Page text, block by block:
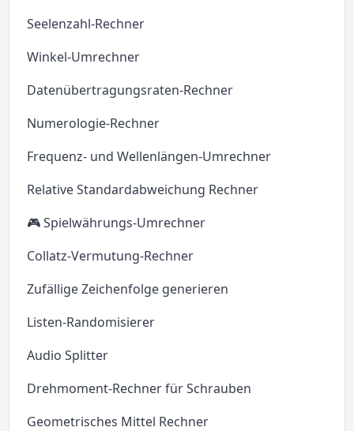
Seelenzahl-Rechner
Winkel-Umrechner
Datenübertragungsraten-Rechner
Numerologie-Rechner
Frequenz- und Wellenlängen-Umrechner
Relative Standardabweichung Rechner
🎮 Spielwährungs-Umrechner
Collatz-Vermutung-Rechner
Zufällige Zeichenfolge generieren
Listen-Randomisierer
Audio Splitter
Drehmoment-Rechner für Schrauben
Geometrisches Mittel Rechner